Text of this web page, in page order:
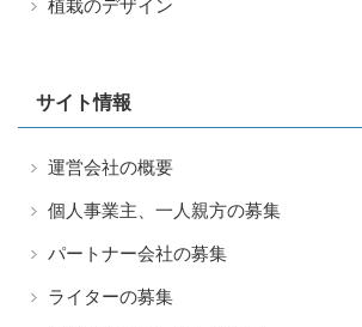
植栽のデザイン
サイト情報
運営会社の概要
個人事業主、一人親方の募集
パートナー会社の募集
ライターの募集